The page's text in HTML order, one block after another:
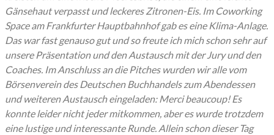
Gänsehaut verpasst und leckeres Zitronen-Eis. Im Coworking
Space am Frankfurter Hauptbahnhof gab es eine Klima-Anlage.
Das war fast genauso gut und so freute ich mich schon sehr auf
unsere Präsentation und den Austausch mit der Jury und den
Coaches. Im Anschluss an die Pitches wurden wir alle vom
Börsenverein des Deutschen Buchhandels zum Abendessen
und weiteren Austausch eingeladen: Merci beaucoup! Es
konnte leider nicht jeder mitkommen, aber es wurde trotzdem
eine lustige und interessante Runde. Allein schon dieser Tag